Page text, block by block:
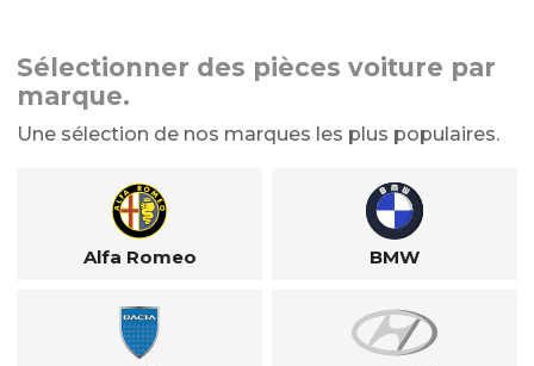
Sélectionner des pièces voiture par
marque.
Une sélection de nos marques les plus populaires.
Alfa Romeo BMW